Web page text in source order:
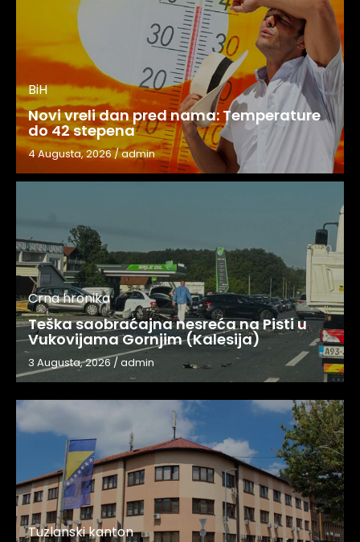
BiH
Novi vreli dan pred nama: Temperature
do 42 stepena
4 Augusta, 2026/admin
Crna hronika
Teška saobraćajna nesreća na Pisti u
Vukovijama Gornjim (Kalesija)
3 Augusta, 2026/admin
Tuzlanski kanton